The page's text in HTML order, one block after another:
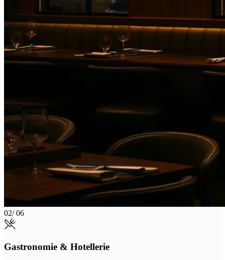
02/ 06
Gastronomie & Hotellerie